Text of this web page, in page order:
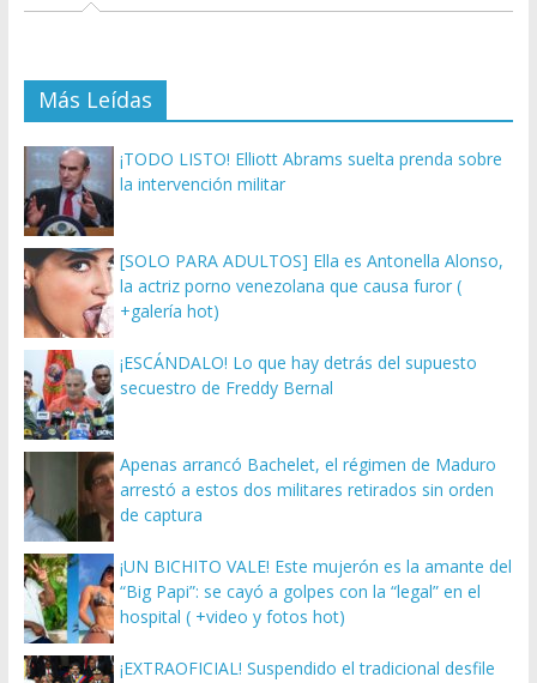
Más Leídas
¡TODO LISTO! Elliott Abrams suelta prenda sobre
la intervención militar
[SOLO PARA ADULTOS] Ella es Antonella Alonso,
la actriz porno venezolana que causa furor (
+galería hot)
¡ESCÁNDALO! Lo que hay detrás del supuesto
secuestro de Freddy Bernal
Apenas arrancó Bachelet, el régimen de Maduro
arrestó a estos dos militares retirados sin orden
de captura
¡UN BICHITO VALE! Este mujerón es la amante del
“Big Papi”: se cayó a golpes con la “legal” en el
hospital ( +video y fotos hot)
¡EXTRAOFICIAL! Suspendido el tradicional desfile